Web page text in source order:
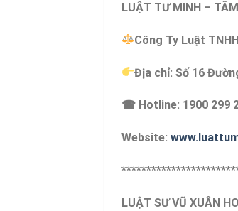
LUẬT TƯ MINH –
Công Ty Luật
Địa chỉ: Số 16
☎ Hotline: 1900 299
Website:
LUẬT SƯ VŨ XUÂN